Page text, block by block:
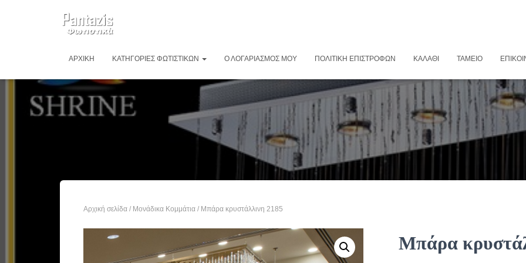
ΑΡΧΙΚΉ ΚΑΤΗΓΟΡΊΕΣ ΦΩΤΙΣΤΙΚΏΝ Ο ΛΟΓΑΡΙΑΣΜΌΣ ΜΟΥ ΠΟΛΙΤΙΚΉ ΕΠΙΣΤΡΟΦΏΝ ΚΑΛΆΘΙ ΤΑΜΕΊΟ
Αρχική σελίδα / Μονάδικα Κομμάτια / Μπάρα κρυστάλλινη 2185
Μπάρα